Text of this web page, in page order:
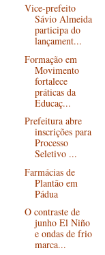
Vice-prefeito
Sávio Almeida
participa do
lançament...
Formação em
Movimento
fortalece
práticas da
Educaç...
Prefeitura abre
inscrições para
Processo
Seletivo ...
Farmácias de
Plantão em
Pádua
O contraste de
junho El Niño
e ondas de frio
marca...